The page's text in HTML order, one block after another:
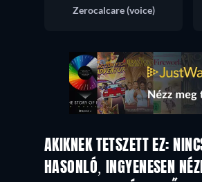
Zerocalcare (voice)
AKIKNEK TETSZETT EZ:
TV
HASONLÓ, INGYENESEN
TV